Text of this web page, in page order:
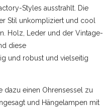
Styles ausstrahlt. Die
Stil unkompliziert und cool
Holz, Leder und der Vintage-
diese
und robust und vielseitig
dazu einen Ohrensessel zu
und Hängelampen mit